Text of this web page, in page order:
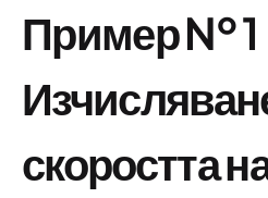
Пример № 1
скоростта